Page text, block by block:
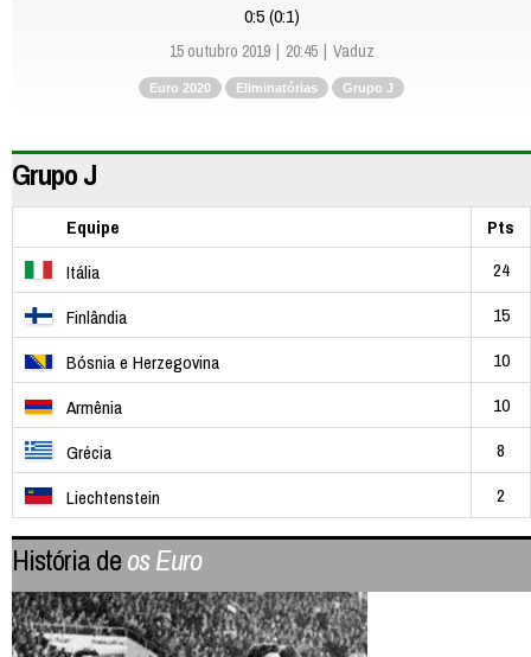
0:5 (0:1)
15 outubro 2019 20:45 Vaduz
Euro 2020 Eliminatórias Grupo J
Grupo J
Equipe
Pts
Itália
24
Finlândia
15
Bósnia e Herzegovina
10
Armênia
10
Grécia
8
Liechtenstein
2
História deos Euro